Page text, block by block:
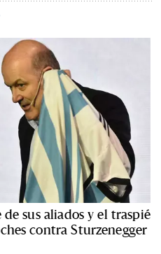
sus aliados y el traspié
contra Sturzenegger